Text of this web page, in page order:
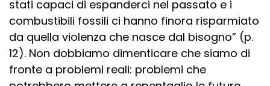
stati capaci di espanderci nel passato e i
combustibili fossili ci hanno finora risparmiato
da quella violenza che nasce dal bisogno” (p.
12). Non dobbiamo dimenticare che siamo di
fronte a problemi reali: problemi che